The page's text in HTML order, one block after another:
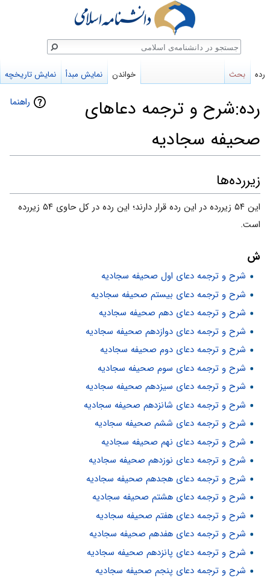
راهنما
رده:شرح و ترجمه دعاهای
صحیفه سجادیه
پرش
به
ناوبری
پرش
به
جستجو
زیررده‌ها
این ۵۴ زیررده در این رده قرار دارند؛ این رده در کل حاوی ۵۴ زیررده
است.
ش
شرح و ترجمه دعای اول صحیفه سجادیه
شرح و ترجمه دعای بیستم صحیفه سجادیه
شرح و ترجمه دعای دهم صحیفه سجادیه
شرح و ترجمه دعای دوازدهم صحیفه سجادیه
شرح و ترجمه دعای دوم صحیفه سجادیه
شرح و ترجمه دعای سوم صحیفه سجادیه
شرح و ترجمه دعای سیزدهم صحیفه سجادیه
شرح و ترجمه دعای شانزدهم صحیفه سجادیه
شرح و ترجمه دعای ششم صحیفه سجادیه
شرح و ترجمه دعای نهم صحیفه سجادیه
شرح و ترجمه دعای نوزدهم صحیفه سجادیه
شرح و ترجمه دعای هجدهم صحیفه سجادیه
شرح و ترجمه دعای هشتم صحیفه سجادیه
شرح و ترجمه دعای هفتم صحیفه سجادیه
شرح و ترجمه دعای هفدهم صحیفه سجادیه
شرح و ترجمه دعای پانزدهم صحیفه سجادیه
شرح و ترجمه دعای پنجم صحیفه سجادیه
رده بحث خواندن نمایش مبدأ نمایش تاریخچه
جستجو